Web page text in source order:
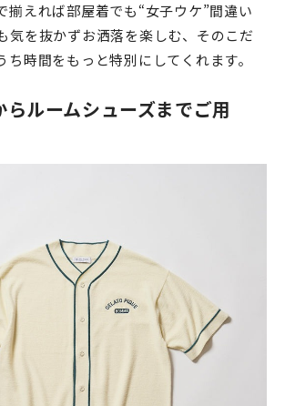
揃えれば部屋着でも“女子ウケ”間違い
を抜かずお洒落を楽しむ、そのこだ
ち時間をもっと特別にしてくれます。
ルームシューズまでご用